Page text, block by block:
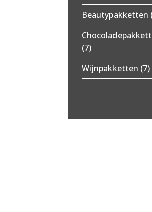
Beautypakketten
(7)
Wijnpakketten (7)